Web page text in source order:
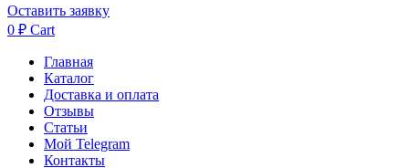
Оставить заявку
0 ₽ Cart
Главная
Каталог
Доставка и оплата
Отзывы
Статьи
Мой Telegram
Контакты